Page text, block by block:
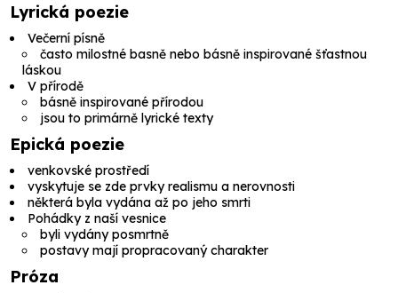
Lyrická poezie
Večerní písně
často milostné basně nebo básně inspirované šťastnou
láskou
V přírodě
básně inspirované přírodou
jsou to primárně lyrické texty
Epická poezie
venkovské prostředí
vyskytuje se zde prvky realismu a nerovnosti
některá byla vydána až po jeho smrti
Pohádky z naší vesnice
byli vydány posmrtně
postavy mají propracovaný charakter
Próza